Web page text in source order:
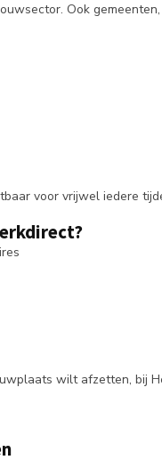
Ook
voor vrijwel iedere
wilt afzetten, bij